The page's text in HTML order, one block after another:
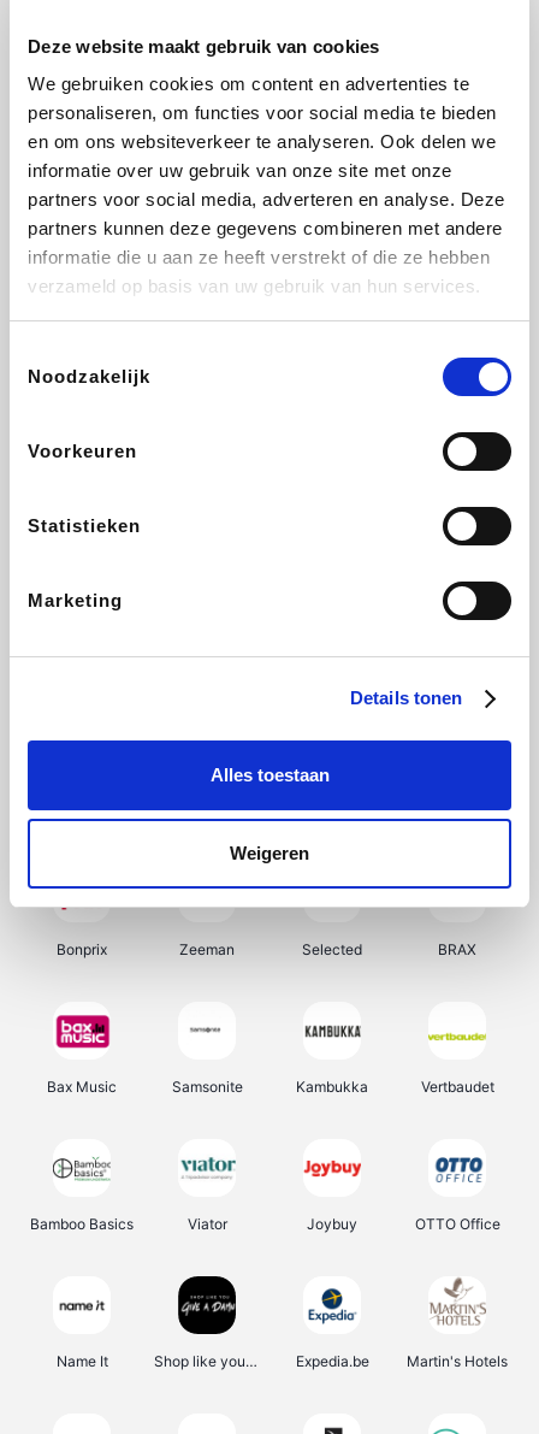
Deze website maakt gebruik van cookies
We gebruiken cookies om content en advertenties te
personaliseren, om functies voor social media te bieden
en om ons websiteverkeer te analyseren. Ook delen we
informatie over uw gebruik van onze site met onze
partners voor social media, adverteren en analyse. Deze
partners kunnen deze gegevens combineren met andere
informatie die u aan ze heeft verstrekt of die ze hebben
verzameld op basis van uw gebruik van hun services.
Noodzakelijk
Voorkeuren
Statistieken
Marketing
Details tonen
Alles toestaan
Weigeren
Sarenza Interhome Schiesser Bolt Energie
DeubaXXL
Ekoi About You
My Jewellery Tennis Point Samsung Delonghi
Bonprix Zeeman Selected BRAX
Bax Music Samsonite Kambukka Vertbaudet
Bamboo Basics Viator Joybuy OTTO Office
Name It Shop like you Give A Damn Expedia.be Martin's Hotels